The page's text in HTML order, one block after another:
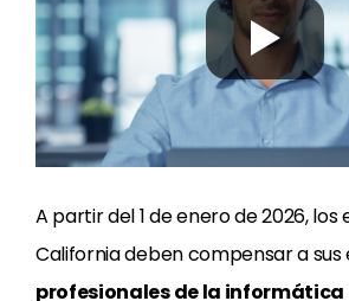
A partir del 1 de enero de 2026,
California deben compensar a
profesionales de la informática